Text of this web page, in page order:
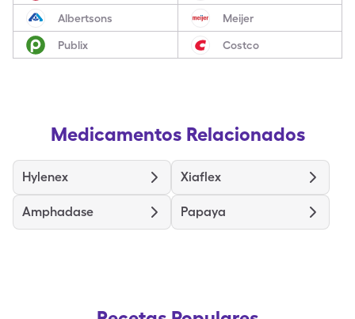
Albertsons Meijer
Publix Costco
Medicamentos Relacionados
Hylenex Xiaflex
Amphadase Papaya